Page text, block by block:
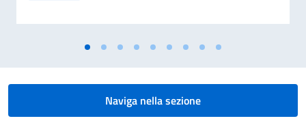
Naviga nella sezione